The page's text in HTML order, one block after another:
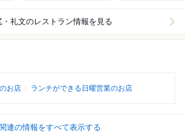
・礼文のレストラン情報を見る
お店 ランチができる日曜営業のお店
関連の情報をすべて表示する